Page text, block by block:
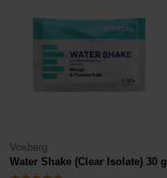
Voxberg
Water Shake (Clear Isolate) 30 g